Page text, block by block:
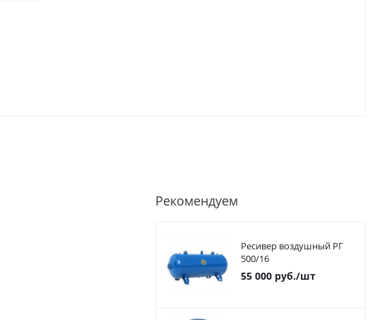
Рекомендуем
Ресивер воздушный РГ
500/16
55 000руб./шт